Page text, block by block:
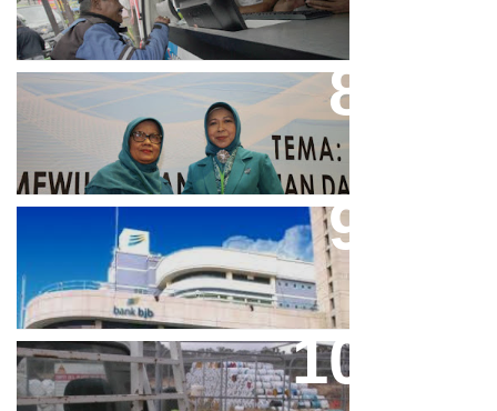
Perpres No.99/2017 Bisa Jadi
Acuan Semangat Pengabdian
Aher Minta Pemerintah Pusat
Masukan Kembali BJB Sebagai
Penyalur KUR
Paparan Pestisida Sebabkan
Parkinson Dan Kanker